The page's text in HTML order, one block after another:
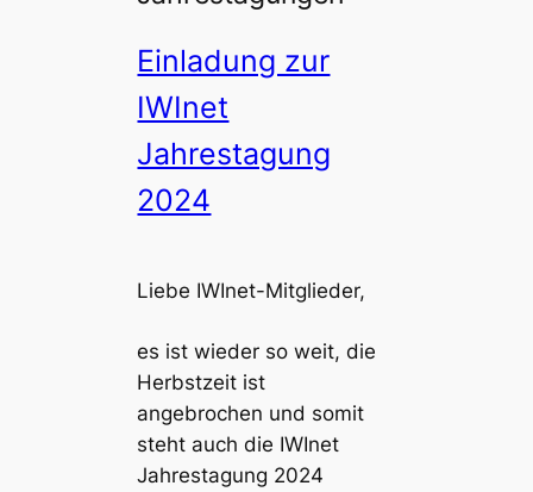
Einladung zur
IWInet
Jahrestagung
2024
Liebe IWInet-Mitglieder,
es ist wieder so weit, die
Herbstzeit ist
angebrochen und somit
steht auch die IWInet
Jahrestagung 2024